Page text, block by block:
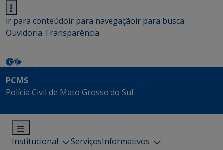
ir para conteúdoir para navegaçãoir para busca
Ouvidoria Transparência
PCMS
Polícia Civil de Mato Grosso do Sul
Institucional ServiçosInformativos